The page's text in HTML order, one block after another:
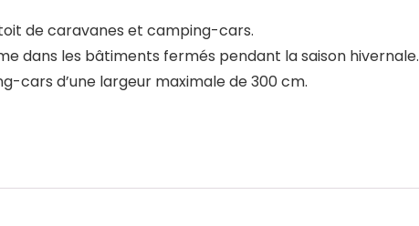
de caravanes et camping-cars.
dans les bâtiments fermés pendant la saison hivernale.
cars d’une largeur maximale de 300 cm.